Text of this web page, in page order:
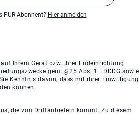
PUR-Abonnent? Hier anmelden
Ihrem Gerät bzw. Ihrer Endeinrichtung
gem. § 25 Abs. 1 TDDDG sowie
Kenntnis davon, dass mit ihrer Einwilligung
können.
die von Drittanbietern kommt. Zu diesem